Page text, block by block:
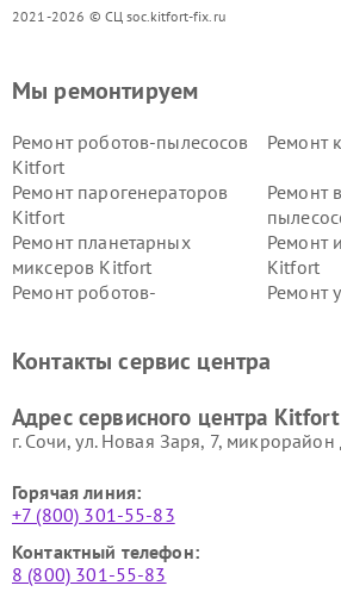
2021-2026 © СЦ soc.kitfort-fix.ru
Мы ремонтируем
Ремонт роботов-пылесосов
Kitfort
Ремонт
Ремонт парогенераторов
Kitfort
Ремонт
Ремонт планетарных
миксеров Kitfort
Ремонт
Kitfort
Ремонт роботов-
Ремонт
Kitfort
Kitfort
Kitfort
Kitfort
Контакты сервис центра
Адрес сервисного центра
г. Сочи, ул. Новая Заря, 7,
Горячая линия:
+7 (800) 301-55-83
Контактный телефон:
8 (800) 301-55-83